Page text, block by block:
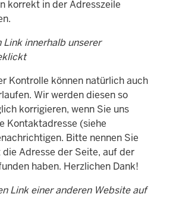
korrekt in der Adresszeile
Link innerhalb unserer
Kontrolle können natürlich auch
Wir werden diesen so
korrigieren, wenn Sie uns
Kontaktadresse (siehe
Bitte nennen Sie
Adresse der Seite, auf der
haben. Herzlichen Dank!
Link einer anderen Website auf